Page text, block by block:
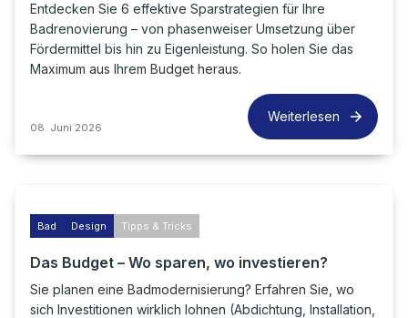
Entdecken Sie 6 effektive Sparstrategien für Ihre
Badrenovierung – von phasenweiser Umsetzung über
Fördermittel bis hin zu Eigenleistung. So holen Sie das
Maximum aus Ihrem Budget heraus.
08. Juni 2026
Weiterlesen
Bad Design Tipps & Tricks
Das Budget – Wo sparen, wo investieren?
Sie planen eine Badmodernisierung? Erfahren Sie, wo
sich Investitionen wirklich lohnen (Abdichtung, Installation,